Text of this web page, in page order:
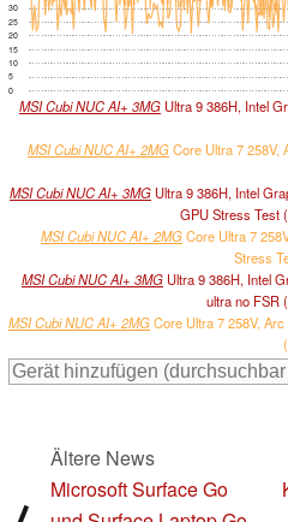
0
5
10
15
20
25
30
MSI Cubi NUC AI+ 3MG Ultra 9 386H, Intel
MSI Cubi NUC AI+ 2MGCore Ultra 7 258V,
MSI Cubi NUC AI+ 3MG Ultra 9 386H, Intel
GPU Stress Test
MSI Cubi NUC AI+ 2MGCore Ultra 7
Stress
MSI Cubi NUC AI+ 3MG Ultra 9 386H, Intel
ultra no FSR
MSI Cubi NUC AI+ 2MGCore Ultra 7 258V,
Ältere News
Microsoft Surface Go